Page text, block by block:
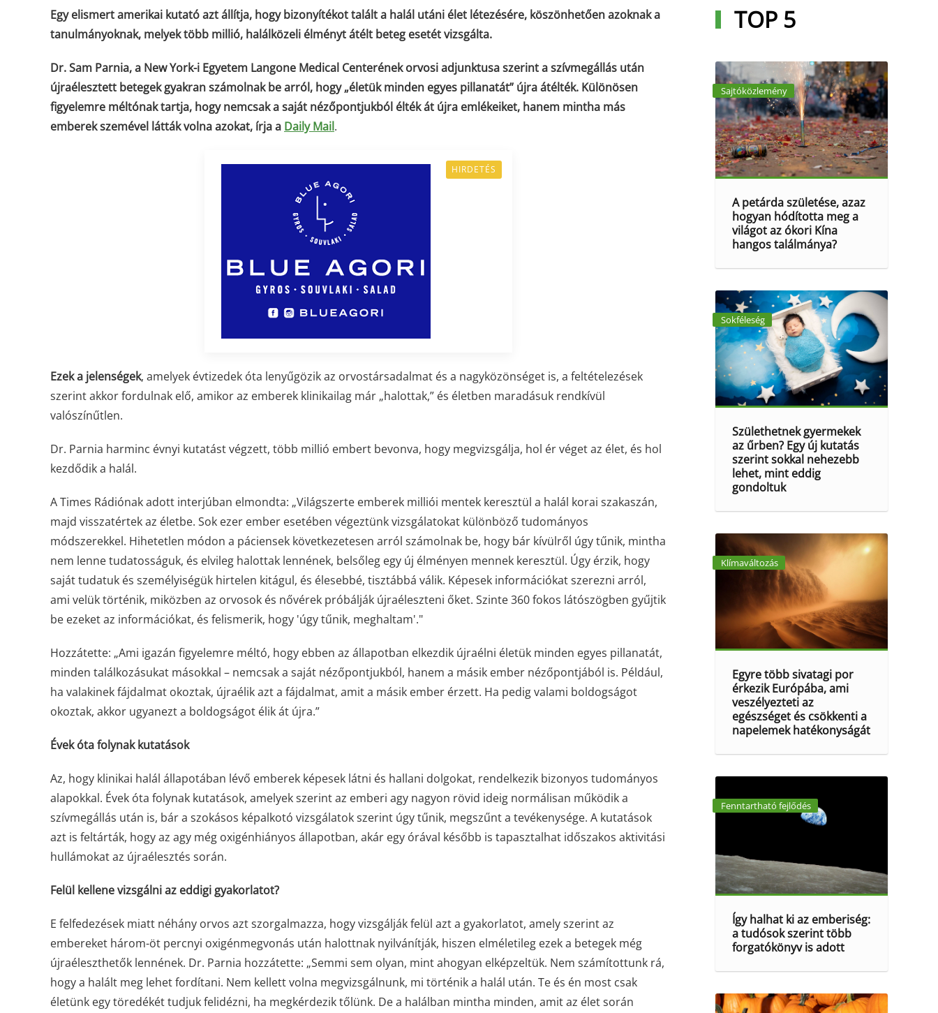
Egy elismert amerikai kutató azt állítja, hogy bizonyítékot talált a halál utáni élet létezésére, köszönhetően azoknak a
tanulmányoknak, melyek több millió, halálközeli élményt átélt beteg esetét vizsgálta.
Dr. Sam Parnia, a New York-i Egyetem Langone Medical Centerének orvosi adjunktusa szerint a szívmegállás után
újraélesztett betegek gyakran számolnak be arról, hogy „életük minden egyes pillanatát” újra átélték. Különösen
figyelemre méltónak tartja, hogy nemcsak a saját nézőpontjukból élték át újra emlékeiket, hanem mintha más
emberek szemével látták volna azokat, írja a Daily Mail.
HIRDETÉS
Ezek a jelenségek, amelyek évtizedek óta lenyűgözik az orvostársadalmat és a nagyközönséget is, a feltételezések
szerint akkor fordulnak elő, amikor az emberek klinikailag már „halottak,” és életben maradásuk rendkívül
valószínűtlen.
Dr. Parnia harminc évnyi kutatást végzett, több millió embert bevonva, hogy megvizsgálja, hol ér véget az élet, és hol
kezdődik a halál.
A Times Rádiónak adott interjúban elmondta: „Világszerte emberek milliói mentek keresztül a halál korai szakaszán,
majd visszatértek az életbe. Sok ezer ember esetében végeztünk vizsgálatokat különböző tudományos
módszerekkel. Hihetetlen módon a páciensek következetesen arról számolnak be, hogy bár kívülről úgy tűnik, mintha
nem lenne tudatosságuk, és elvileg halottak lennének, belsőleg egy új élményen mennek keresztül. Úgy érzik, hogy
saját tudatuk és személyiségük hirtelen kitágul, és élesebbé, tisztábbá válik. Képesek információkat szerezni arról,
ami velük történik, miközben az orvosok és nővérek próbálják újraéleszteni őket. Szinte 360 fokos látószögben gyűjtik
be ezeket az információkat, és felismerik, hogy 'úgy tűnik, meghaltam'."
Hozzátette: „Ami igazán figyelemre méltó, hogy ebben az állapotban elkezdik újraélni életük minden egyes pillanatát,
minden találkozásukat másokkal – nemcsak a saját nézőpontjukból, hanem a másik ember nézőpontjából is. Például,
ha valakinek fájdalmat okoztak, újraélik azt a fájdalmat, amit a másik ember érzett. Ha pedig valami boldogságot
okoztak, akkor ugyanezt a boldogságot élik át újra.”
Évek óta folynak kutatások
Az, hogy klinikai halál állapotában lévő emberek képesek látni és hallani dolgokat, rendelkezik bizonyos tudományos
alapokkal. Évek óta folynak kutatások, amelyek szerint az emberi agy nagyon rövid ideig normálisan működik a
szívmegállás után is, bár a szokásos képalkotó vizsgálatok szerint úgy tűnik, megszűnt a tevékenysége. A kutatások
azt is feltárták, hogy az agy még oxigénhiányos állapotban, akár egy órával később is tapasztalhat időszakos aktivitási
hullámokat az újraélesztés során.
Felül kellene vizsgálni az eddigi gyakorlatot?
E felfedezések miatt néhány orvos azt szorgalmazza, hogy vizsgálják felül azt a gyakorlatot, amely szerint az
embereket három-öt percnyi oxigénmegvonás után halottnak nyilvánítják, hiszen elméletileg ezek a betegek még
újraéleszthetők lennének. Dr. Parnia hozzátette: „Semmi sem olyan, mint ahogyan elképzeltük. Nem számítottunk rá,
hogy a halált meg lehet fordítani. Nem kellett volna megvizsgálnunk, mi történik a halál után. Te és én most csak
életünk egy töredékét tudjuk felidézni, ha megkérdezik tőlünk. De a halálban mintha minden, amit az élet során
TOP 5
Sajtóközlemény
A petárda születése, azaz
hogyan hódította meg a
világot az ókori Kína
hangos találmánya?
Sokféleség
Születhetnek gyermekek
az űrben? Egy új kutatás
szerint sokkal nehezebb
lehet, mint eddig
gondoltuk
Klímaváltozás
Egyre több sivatagi por
érkezik Európába, ami
veszélyezteti az
egészséget és csökkenti a
napelemek hatékonyságát
Fenntartható fejlődés
Így halhat ki az emberiség:
a tudósok szerint több
forgatókönyv is adott